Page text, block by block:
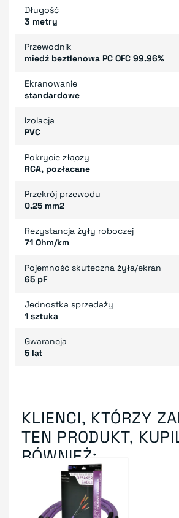
Długość
3 metry
Przewodnik
miedź beztlenowa PC OFC 99.96%
Ekranowanie
standardowe
Izolacja
PVC
Pokrycie złączy
RCA, pozłacane
Przekrój przewodu
0.25 mm2
Rezystancja żyły roboczej
71 Ohm/km
Pojemność skuteczna żyła/ekran
65 pF
Jednostka sprzedaży
1 sztuka
Gwarancja
5 lat
KLIENCI, KTÓRZY
TEN PRODUKT,
RÓWNIEŻ: